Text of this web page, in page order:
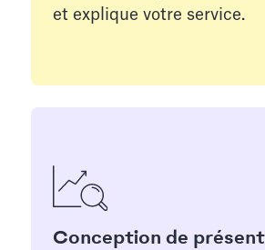
et explique votre service.
Conception de